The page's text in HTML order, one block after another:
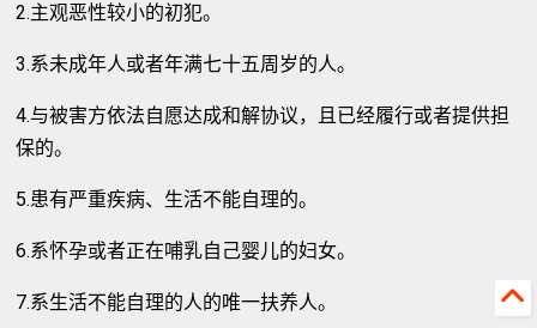
2.主观恶性较小的初犯。
3.系未成年人或者年满七十五周岁的人。
4.与被害方依法自愿达成和解协议，且已经履行或者提供担
保的。
5.患有严重疾病、生活不能自理的。
6.系怀孕或者正在哺乳自己婴儿的妇女。
7.系生活不能自理的人的唯一扶养人。